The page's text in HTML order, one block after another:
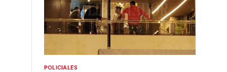
POLICIALES